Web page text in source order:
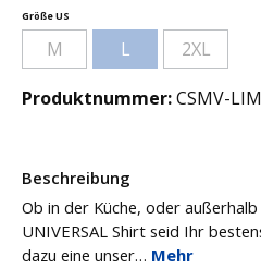
Größe US
M(Diese Option ist zurzeit nicht
L(Diese Option ist
2XL(Diese
Produktnummer:CSMV-
Beschreibung
Ob in der Küche, oder
UNIVERSAL Shirt seid Ihr
dazu eine unser… Mehr